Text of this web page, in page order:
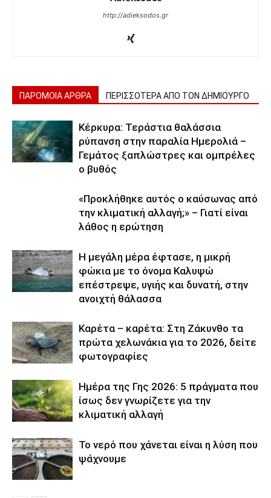
http://adieksodos.gr
ΠΑΡΟΜΟΙΑ ΑΡΘΡΑ ΠΕΡΙΣΣΟΤΕΡΑ ΑΠΟ ΤΟΝ ΔΗΜΙΟΥΡΓΟ
Κέρκυρα: Τεράστια θαλάσσια
ρύπανση στην παραλία Ημερολιά –
Γεμάτος ξαπλώστρες και ομπρέλες
ο βυθός
«Προκλήθηκε αυτός ο καύσωνας από
την κλιματική αλλαγή;» – Γιατί είναι
λάθος η ερώτηση
Η μεγάλη μέρα έφτασε, η μικρή
φώκια με το όνομα Καλυψώ
επέστρεψε, υγιής και δυνατή, στην
ανοιχτή θάλασσα
Καρέτα – καρέτα: Στη Ζάκυνθο τα
πρώτα χελωνάκια για το 2026, δείτε
φωτογραφίες
Ημέρα της Γης 2026: 5 πράγματα που
ίσως δεν γνωρίζετε για την
κλιματική αλλαγή
Το νερό που χάνεται είναι η λύση που
ψάχνουμε